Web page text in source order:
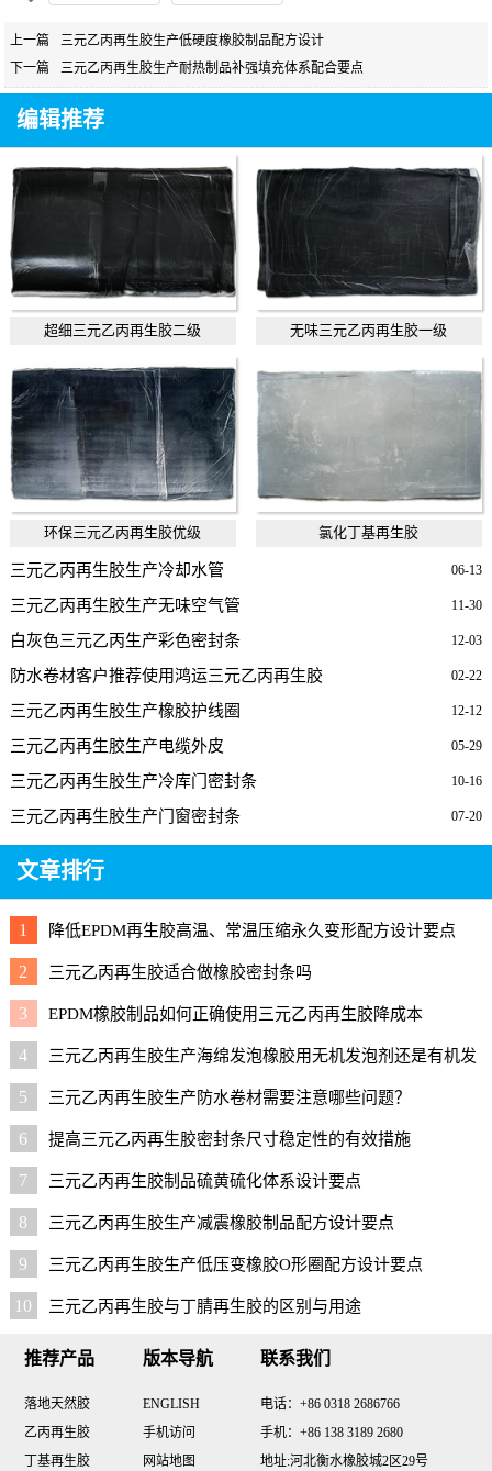
上一篇
三元乙丙再生胶生产低硬度橡胶制品配方设计
下一篇
三元乙丙再生胶生产耐热制品补强填充体系配合要点
编辑推荐
超细三元乙丙再生胶二级 无味三元乙丙再生胶一级
环保三元乙丙再生胶优级 氯化丁基再生胶
06-13
三元乙丙再生胶生产冷却水管
11-30
三元乙丙再生胶生产无味空气管
12-03
白灰色三元乙丙生产彩色密封条
02-22
防水卷材客户推荐使用鸿运三元乙丙再生胶
12-12
三元乙丙再生胶生产橡胶护线圈
05-29
三元乙丙再生胶生产电缆外皮
10-16
三元乙丙再生胶生产冷库门密封条
07-20
三元乙丙再生胶生产门窗密封条
文章排行
1 降低EPDM再生胶高温、常温压缩永久变形配方设计要点
2 三元乙丙再生胶适合做橡胶密封条吗
3 EPDM橡胶制品如何正确使用三元乙丙再生胶降成本
4
三元乙丙再生胶生产海绵发泡橡胶用无机发泡剂还是有机发
泡剂好？
5 三元乙丙再生胶生产防水卷材需要注意哪些问题？
6 提高三元乙丙再生胶密封条尺寸稳定性的有效措施
7 三元乙丙再生胶制品硫黄硫化体系设计要点
8 三元乙丙再生胶生产减震橡胶制品配方设计要点
9 三元乙丙再生胶生产低压变橡胶O形圈配方设计要点
10 三元乙丙再生胶与丁腈再生胶的区别与用途
推荐产品
落地天然胶
乙丙再生胶
丁基再生胶
版本导航
ENGLISH
手机访问
网站地图
联系我们
电话：+86 0318 2686766
手机：+86 138 3189 2680
地址:河北衡水橡胶城2区29号